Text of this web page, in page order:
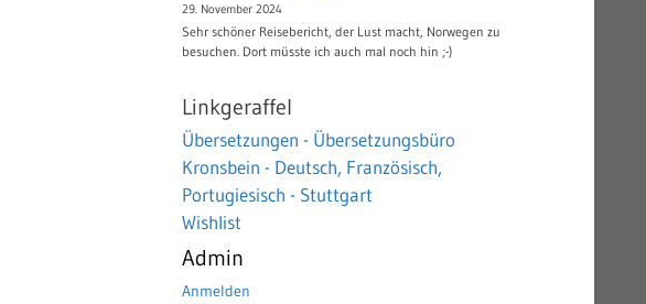
29. November 2024
Sehr schöner Reisebericht, der Lust macht, Norwegen zu
besuchen. Dort müsste ich auch mal noch hin ;-)
Linkgeraffel
Übersetzungen - Übersetzungsbüro
Kronsbein - Deutsch, Französisch,
Portugiesisch - Stuttgart
Wishlist
Admin
Anmelden